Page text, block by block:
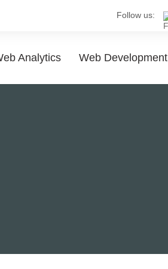
Follow us:
Analytics Web Development